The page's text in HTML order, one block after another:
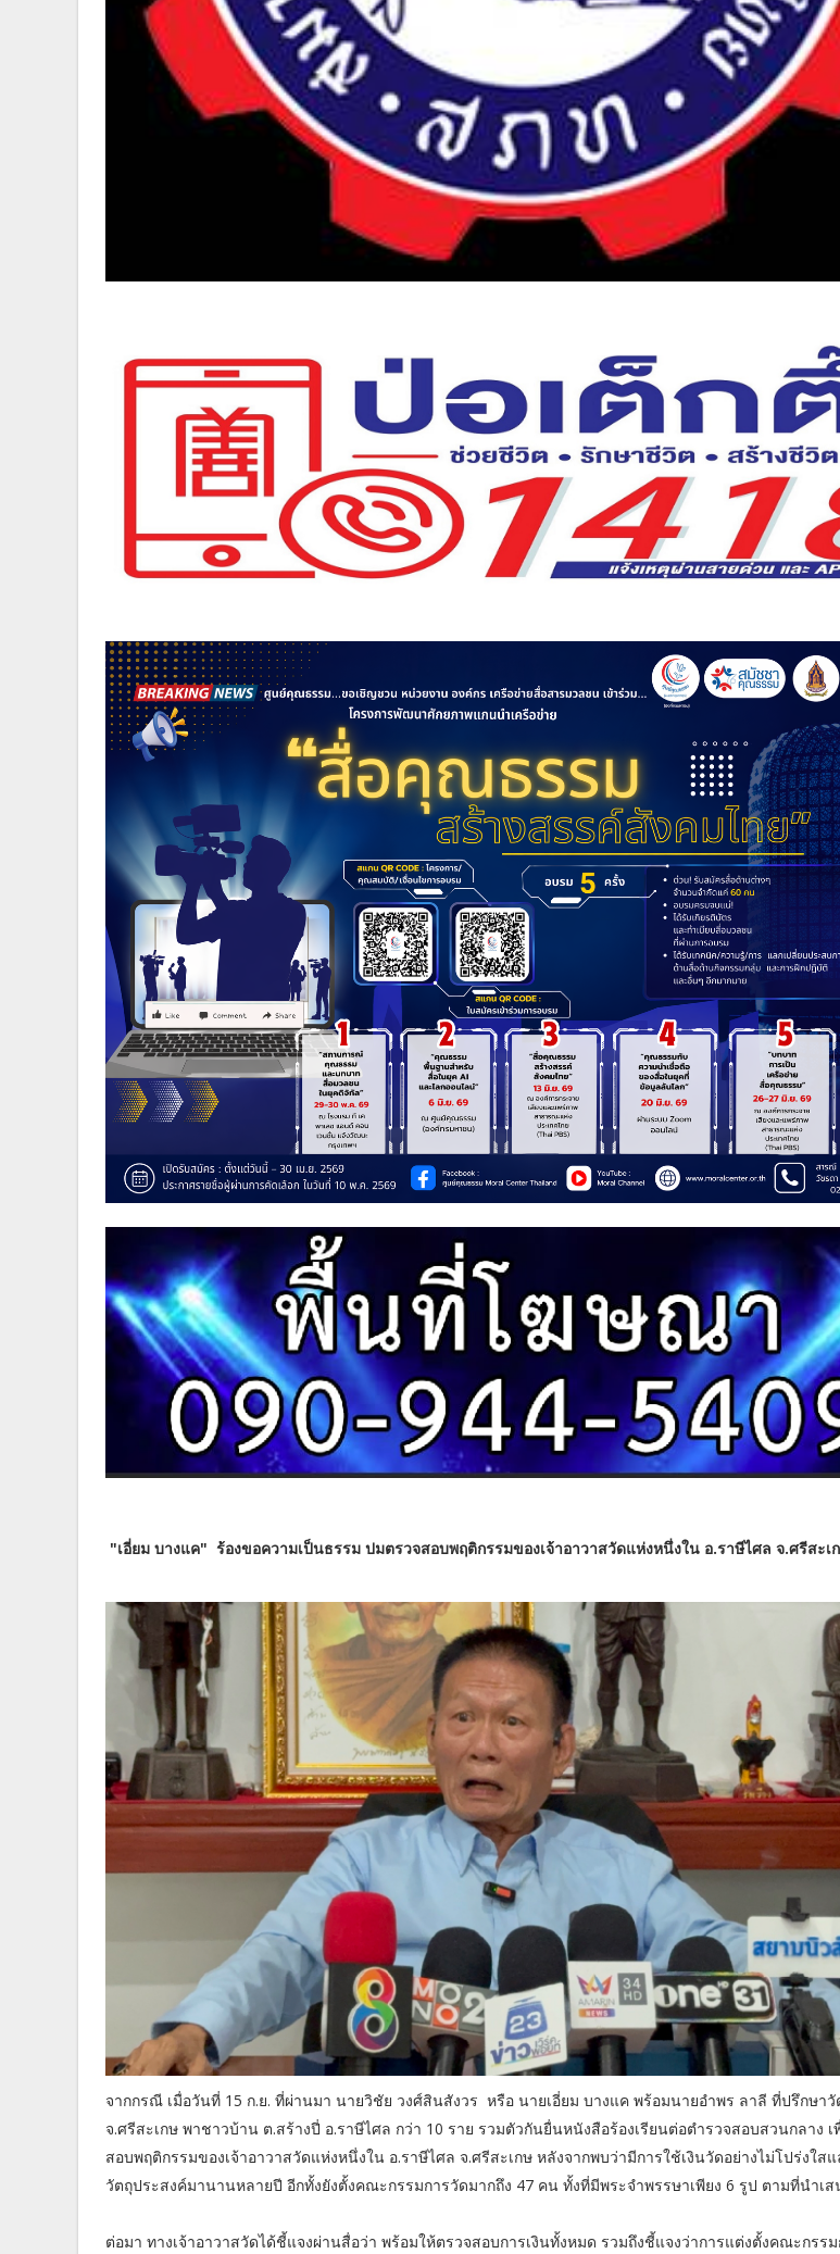
"เอี่ยม บางแค" ร้องขอความเป็นธรรม ปมตรวจสอบพฤติกรรมของเจ้าอาวาสวัดแห่งหนึ่งใน อ.ราษีไศล จ.ศรีสะเ
จากกรณี เมื่อวันที่ 15 ก.ย. ที่ผ่านมา นายวิชัย วงศ์สินสังวร หรือ นายเอี่ยม บางแค พร้อมนายอำพร ลาลี ที่ปรึกษา
จ.ศรีสะเกษ พาชาวบ้าน ต.สร้างปี่ อ.ราษีไศล กว่า 10 ราย รวมตัวกันยื่นหนังสือร้องเรียนต่อตำรวจสอบสวนกลาง เ
สอบพฤติกรรมของเจ้าอาวาสวัดแห่งหนึ่งใน อ.ราษีไศล จ.ศรีสะเกษ หลังจากพบว่ามีการใช้เงินวัดอย่างไม่โปร่งใส
วัตถุประสงค์มานานหลายปี อีกทั้งยังตั้งคณะกรรมการวัดมากถึง 47 คน ทั้งที่มีพระจำพรรษาเพียง 6 รูป ตามที่นำเ
ต่อมา ทางเจ้าอาวาสวัดได้ชี้แจงผ่านสื่อว่า พร้อมให้ตรวจสอบการเงินทั้งหมด รวมถึงชี้แจงว่าการแต่งตั้งคณะกรร